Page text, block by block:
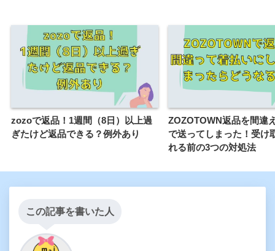
zozoで返品！1週間（8日）以上過
ぎたけど返品できる？例外あり
ZOZOTOWN返品を間違
で送ってしまった！受け
れる前の3つの対処法
この記事を書いた人